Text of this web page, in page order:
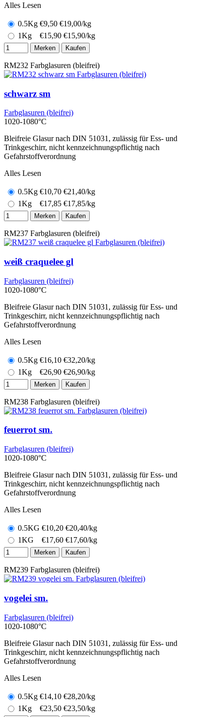
Alles Lesen
0.5Kg €9,50 €19,00/kg
1Kg
€15,90 €15,90/kg
Merken Kaufen
RM232 Farbglasuren (bleifrei)
schwarz sm
Farbglasuren (bleifrei)
1020-1080°C
Bleifreie Glasur nach DIN 51031, zulässig für Ess- und
Trinkgeschirr, nicht kennzeichnungspflichtig nach
Gefahrstoffverordnung
Alles Lesen
0.5Kg €10,70 €21,40/kg
1Kg
€17,85 €17,85/kg
Merken Kaufen
RM237 Farbglasuren (bleifrei)
weiß craquelee gl
Farbglasuren (bleifrei)
1020-1080°C
Bleifreie Glasur nach DIN 51031, zulässig für Ess- und
Trinkgeschirr, nicht kennzeichnungspflichtig nach
Gefahrstoffverordnung
Alles Lesen
0.5Kg €16,10 €32,20/kg
1Kg
€26,90 €26,90/kg
Merken Kaufen
RM238 Farbglasuren (bleifrei)
feuerrot sm.
Farbglasuren (bleifrei)
1020-1080°C
Bleifreie Glasur nach DIN 51031, zulässig für Ess- und
Trinkgeschirr, nicht kennzeichnungspflichtig nach
Gefahrstoffverordnung
Alles Lesen
0.5KG €10,20 €20,40/kg
1KG
€17,60 €17,60/kg
Merken Kaufen
RM239 Farbglasuren (bleifrei)
vogelei sm.
Farbglasuren (bleifrei)
1020-1080°C
Bleifreie Glasur nach DIN 51031, zulässig für Ess- und
Trinkgeschirr, nicht kennzeichnungspflichtig nach
Gefahrstoffverordnung
Alles Lesen
0.5Kg €14,10 €28,20/kg
1Kg
€23,50 €23,50/kg